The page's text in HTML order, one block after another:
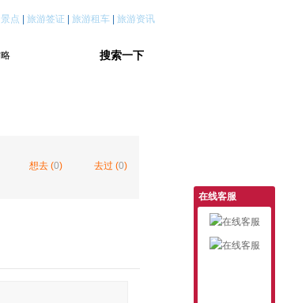
景点 旅游签证 旅游租车 旅游资讯
想去 (0) 去过 (0)
在线客服